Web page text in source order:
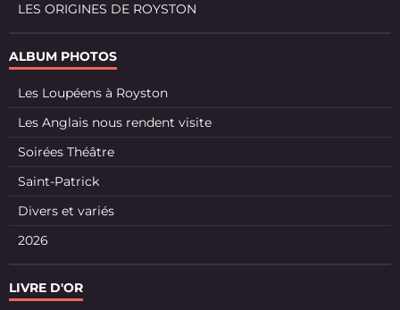
LES ORIGINES DE ROYSTON
ALBUM PHOTOS
Les Loupéens à Royston
Les Anglais nous rendent visite
Soirées Théâtre
Saint-Patrick
Divers et variés
2026
LIVRE D'OR